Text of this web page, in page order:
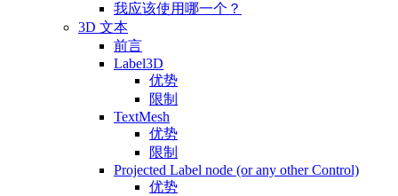
我应该使用哪一个？
3D 文本
前言
Label3D
优势
限制
TextMesh
优势
限制
Projected Label node (or any other Control)
优势